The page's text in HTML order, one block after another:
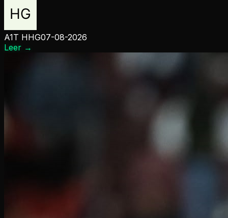
A1T HHG07-08-2026
Leer →